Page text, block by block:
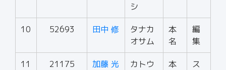
シ
10 52693 田中 修
タナカ
オサム
本
名
編
集
11 21175
加藤 光
カトウ
本
ス